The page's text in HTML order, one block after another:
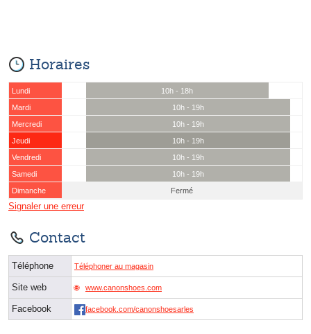
Horaires
Lundi
10h - 18h
Mardi
10h - 19h
Mercredi
10h - 19h
Jeudi
10h - 19h
Vendredi
10h - 19h
Samedi
10h - 19h
Dimanche
Fermé
Signaler une erreur
Contact
Téléphone Téléphoner au magasin
Site web www.canonshoes.com
Facebook facebook.com/canonshoesarles